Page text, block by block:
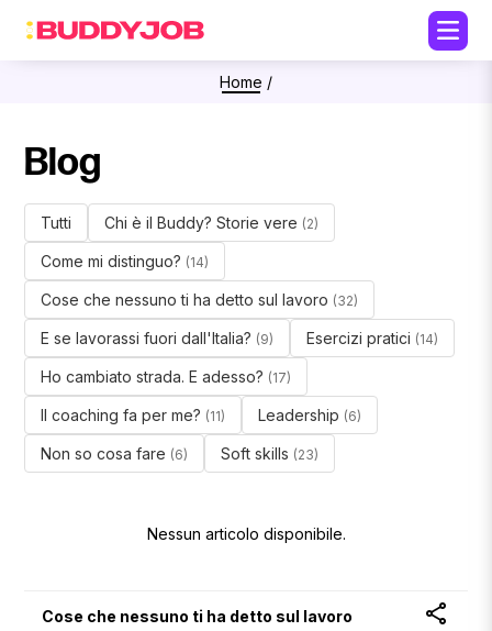
Home /
Blog
Tutti Chi è il Buddy? Storie vere (2)
Come mi distinguo? (14)
Cose che nessuno ti ha detto sul lavoro (32)
E se lavorassi fuori dall'Italia? (9) Esercizi pratici (14)
Ho cambiato strada. E adesso? (17)
Il coaching fa per me? (11) Leadership (6)
Non so cosa fare (6) Soft skills (23)
Nessun articolo disponibile.
Cose che nessuno ti ha detto sul lavoro